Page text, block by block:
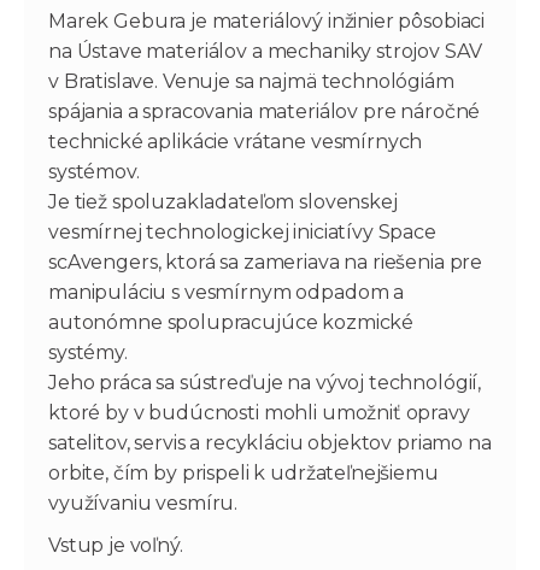
Marek Gebura je materiálový inžinier pôsobiaci
na Ústave materiálov a mechaniky strojov SAV
v Bratislave. Venuje sa najmä technológiám
spájania a spracovania materiálov pre náročné
technické aplikácie vrátane vesmírnych
systémov.
Je tiež spoluzakladateľom slovenskej
vesmírnej technologickej iniciatívy Space
scAvengers, ktorá sa zameriava na riešenia pre
manipuláciu s vesmírnym odpadom a
autonómne spolupracujúce kozmické
systémy.
Jeho práca sa sústreďuje na vývoj technológií,
ktoré by v budúcnosti mohli umožniť opravy
satelitov, servis a recykláciu objektov priamo na
orbite, čím by prispeli k udržateľnejšiemu
využívaniu vesmíru.
Vstup je voľný.